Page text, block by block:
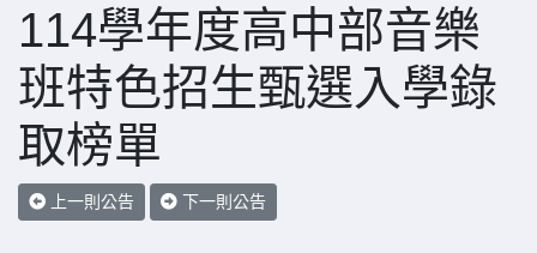
114學年度高中部音樂
班特色招生甄選入學錄
取榜單
上一則公告 下一則公告